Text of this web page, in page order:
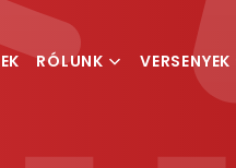
RÓLUNK VERSENYEK